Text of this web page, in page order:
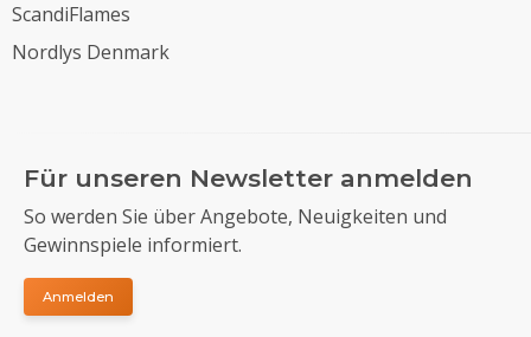
ScandiFlames
Nordlys Denmark
Für unseren Newsletter anmelden
So werden Sie über Angebote, Neuigkeiten und
Gewinnspiele informiert.
Anmelden